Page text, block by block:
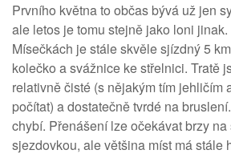
Prvního května to občas bývá už jen
ale letos je tomu stejně jako loni
Mísečkách je stále skvěle sjízdný 5
kolečko a svážnice ke střelnici. Tratě
relativně čisté (s nějakým tím jehličím
počítat) a dostatečně tvrdé na
chybí. Přenášení lze očekávat brzy
sjezdovkou, ale většina míst má stále